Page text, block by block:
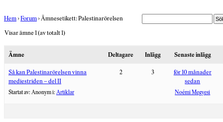
Hem ›Forum ›Ämnesetikett: Palestinarörelsen
Visar ämne 1 (av totalt 1)
Ämne Deltagare Inlägg Senaste inlägg
Så kan Palestinarörelsen vinna
mediestriden – del II
Startat av: Anonymi: Artiklar
2 3
för 10 månader
sedan
Noémi Megyesi